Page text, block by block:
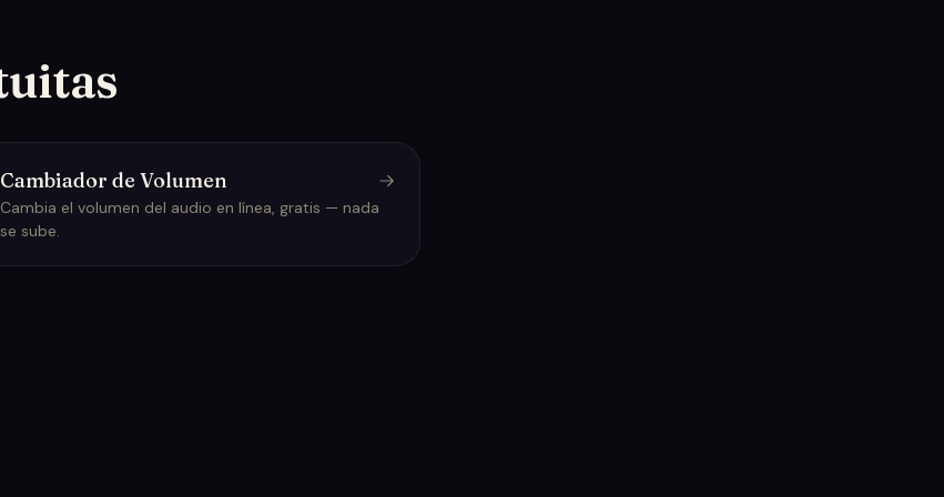
Cambiador de Volumen
Cambia el volumen del audio en línea, gratis — nada
se sube.